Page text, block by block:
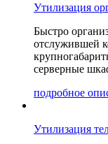
Утилизация
Быстро
отслужившей
серверные
подробное
Утилизация